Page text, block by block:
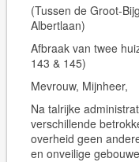
(Tussen de Groot-
Albertlaan)
Afbraak van twee
143 & 145)
Mevrouw, Mijnheer,
Na talrijke
verschillende
overheid geen
en onveilige